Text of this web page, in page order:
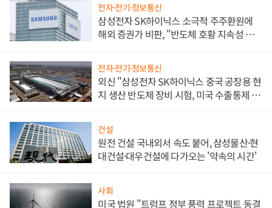
전자·전기·정보통신
삼성전자 SK하이닉스 소극적 주주환원에
해외 증권가 비판, "반도체 호황 지속성 의
전자·전기·정보통신
외신 "삼성전자 SK하이닉스 중국 공장용 현
지 생산 반도체 장비 시험, 미국 수출통제 대
건설
원전 건설 국내외서 속도 붙어, 삼성물산·현
대건설·대우건설에 다가오는 '약속의 시간'
사회
미국 법원 "트럼프 정부 풍력 프로젝트 동결